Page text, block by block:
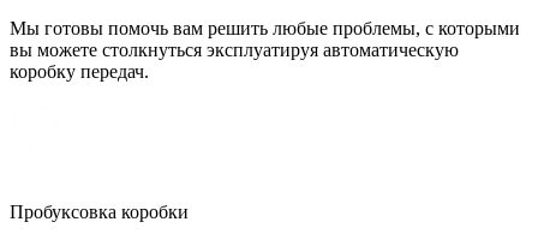
Мы готовы помочь вам решить любые проблемы, с которыми
вы можете столкнуться эксплуатируя автоматическую
коробку передач.
Пробуксовка коробки